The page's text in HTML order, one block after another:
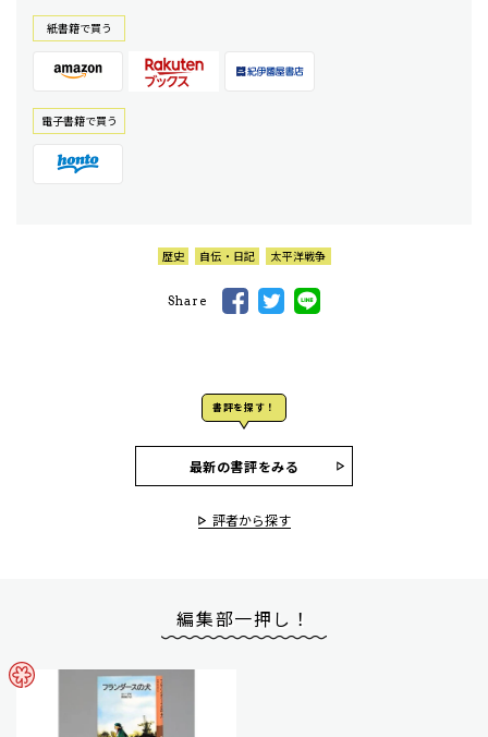
紙書籍で買う
電⼦書籍で買う
歴史 自伝・日記 太平洋戦争
Share
書評を探す！
最新の書評をみる
評者から探す
編集部一押し！